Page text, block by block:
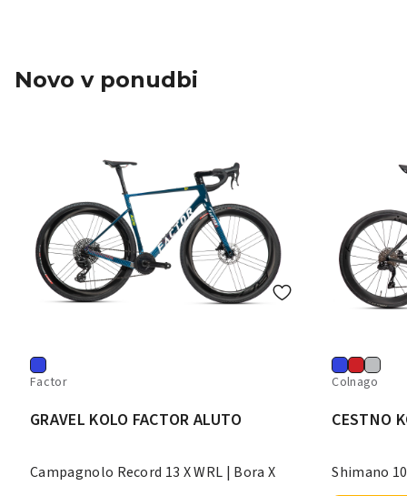
Novo v ponudbi
Factor
GRAVEL KOLO FACTOR ALUTO
Campagnolo Record 13 X WRL | Bora X
Colnago
CESTNO
Shimano